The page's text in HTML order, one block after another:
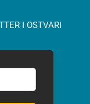
I OSTVARI